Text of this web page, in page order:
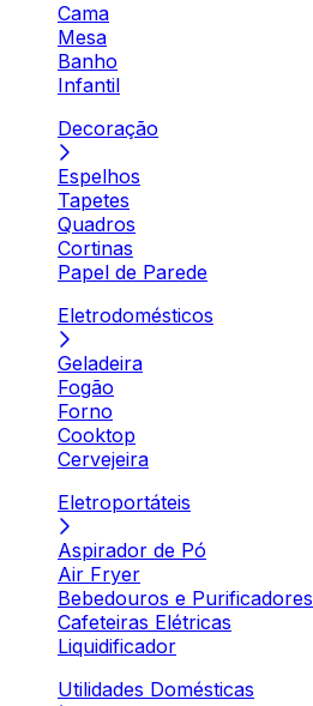
Cama
Mesa
Banho
Infantil
Decoração
Espelhos
Tapetes
Quadros
Cortinas
Papel de Parede
Eletrodomésticos
Geladeira
Fogão
Forno
Cooktop
Cervejeira
Eletroportáteis
Aspirador de Pó
Air Fryer
Bebedouros e Purificadores
Cafeteiras Elétricas
Liquidificador
Utilidades Domésticas